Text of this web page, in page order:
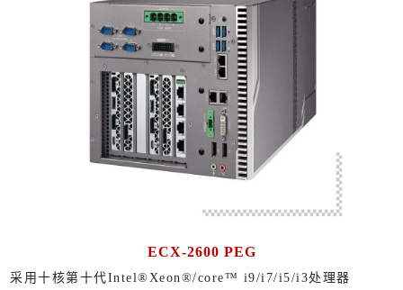
ECX-2600 PEG
采用十核第十代Intel®Xeon®/core™ i9/i7/i5/i3处理器